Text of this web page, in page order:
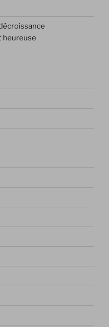
heureuse